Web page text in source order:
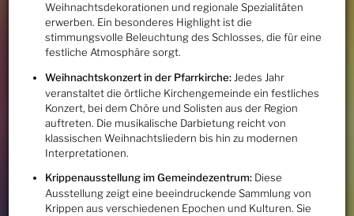
Weihnachtsdekorationen und regionale Spezialitäten
erwerben. Ein besonderes Highlight ist die
stimmungsvolle Beleuchtung des Schlosses, die für eine
festliche Atmosphäre sorgt.
Weihnachtskonzert in der Pfarrkirche:Jedes Jahr
veranstaltet die örtliche Kirchengemeinde ein festliches
Konzert, bei dem Chöre und Solisten aus der Region
auftreten. Die musikalische Darbietung reicht von
klassischen Weihnachtsliedern bis hin zu modernen
Interpretationen.
Krippenausstellung im Gemeindezentrum:Diese
Ausstellung zeigt eine beeindruckende Sammlung von
Krippen aus verschiedenen Epochen und Kulturen. Sie